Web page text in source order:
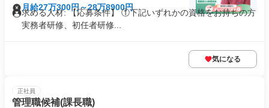
月給27万300円～28万8900円
求める人材: 【応募条件】 ①下記いずれかの資格をお持ちの方
実務者研修、初任者研修...
気になる
正社員
管理職候補(課長職)